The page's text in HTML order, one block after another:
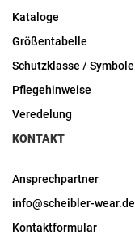
Kataloge
Größentabelle
Schutzklasse / Symbole
Pflegehinweise
Veredelung
KONTAKT
Ansprechpartner
info@scheibler-wear.de
Kontaktformular